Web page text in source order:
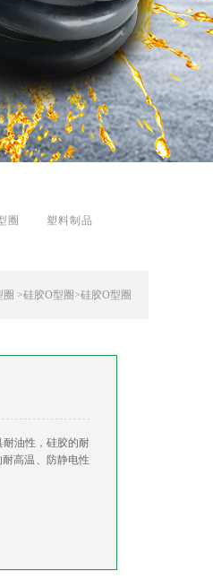
圈 塑料制品
圈 >硅胶O型圈 >硅胶O型圈
油性，硅胶的耐
高温、防静电性